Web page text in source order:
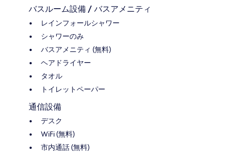
バスルーム設備 / バスアメニティ
レインフォールシャワー
シャワーのみ
バスアメニティ (無料)
ヘアドライヤー
タオル
トイレットペーパー
通信設備
デスク
WiFi (無料)
市内通話 (無料)